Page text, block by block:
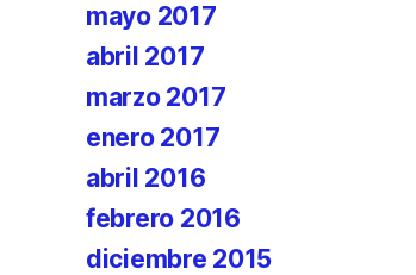
mayo 2017
abril 2017
marzo 2017
enero 2017
abril 2016
febrero 2016
diciembre 2015